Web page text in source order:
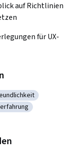
auf Richtlinien
für UX-
Benutzererfahrung